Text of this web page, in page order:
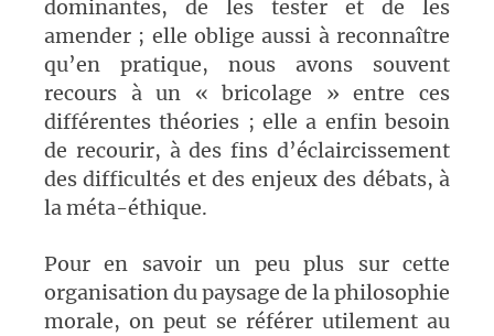
dominantes, de les tester et de les
amender ; elle oblige aussi à reconnaître
qu’en pratique, nous avons souvent
recours à un « bricolage » entre ces
différentes théories ; elle a enfin besoin
de recourir, à des fins d’éclaircissement
des difficultés et des enjeux des débats, à
la méta-éthique.
Pour en savoir un peu plus sur cette
organisation du paysage de la philosophie
morale, on peut se référer utilement au